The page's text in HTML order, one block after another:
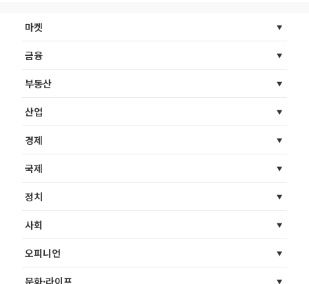
마켓
금융
부동산
산업
경제
국제
정치
사회
오피니언
문화·라이프